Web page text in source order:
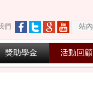
們
獎助學金 活動回顧